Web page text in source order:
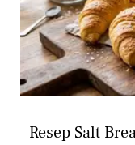
Resep Salt